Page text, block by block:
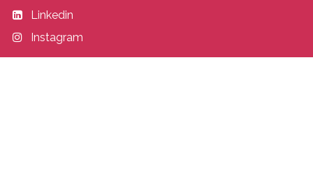
Linkedin
Instagram